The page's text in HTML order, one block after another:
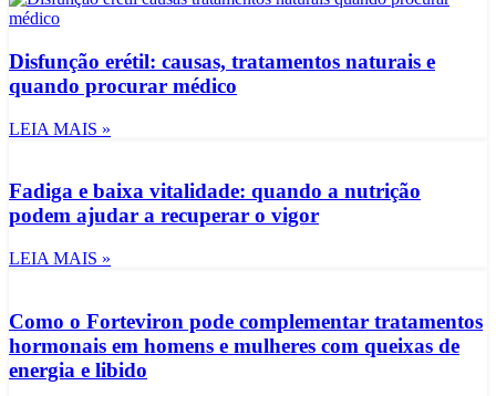
Disfunção erétil: causas, tratamentos naturais e
quando procurar médico
LEIA MAIS »
Fadiga e baixa vitalidade: quando a nutrição
podem ajudar a recuperar o vigor
LEIA MAIS »
Como o Forteviron pode complementar tratamentos
hormonais em homens e mulheres com queixas de
energia e libido